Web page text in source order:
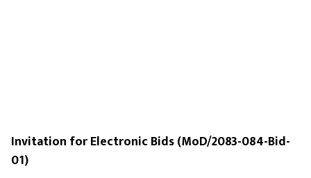
Invitation for Electronic Bids (MoD/2083-084-Bid-
01)